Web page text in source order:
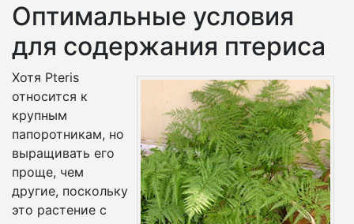
Оптимальные условия
для содержания птериса
Хотя Pteris
относится к
крупным
папоротникам, но
выращивать его
проще, чем
другие, поскольку
это растение с